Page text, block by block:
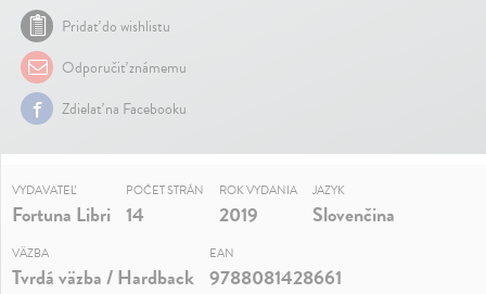
Pridať do wishlistu
Odporučiť známemu
Zdielať na Facebooku
VYDAVATEĽ
Fortuna Libri
POČET STRÁN
14
ROK VYDANIA
2019
JAZYK
Slovenčina
VÄZBA
Tvrdá väzba / Hardback
EAN
9788081428661